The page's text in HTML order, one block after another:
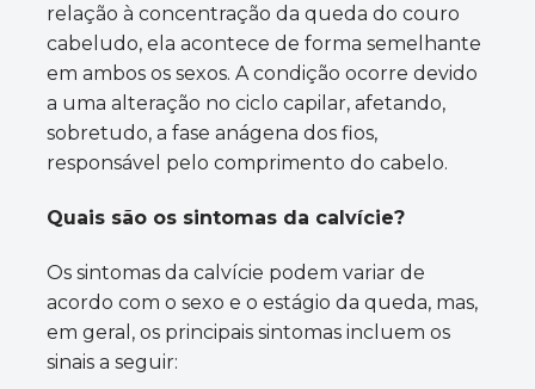
relação à concentração da queda do couro
cabeludo, ela acontece de forma semelhante
em ambos os sexos. A condição ocorre devido
a uma alteração no ciclo capilar, afetando,
sobretudo, a fase anágena dos fios,
responsável pelo comprimento do cabelo.
Quais são os sintomas da calvície?
Os sintomas da calvície podem variar de
acordo com o sexo e o estágio da queda, mas,
em geral, os principais sintomas incluem os
sinais a seguir: